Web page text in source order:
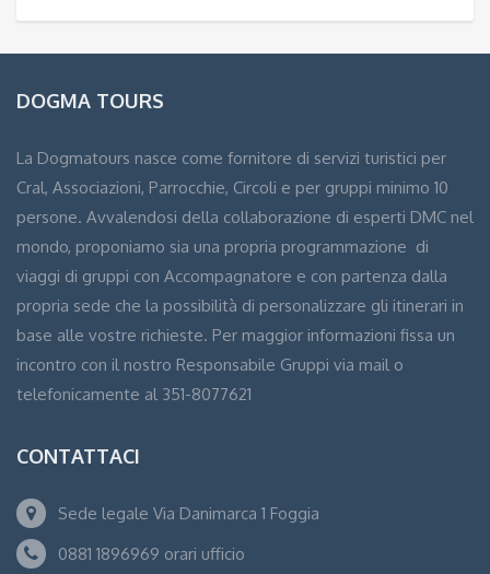
DOGMA TOURS
La Dogmatours nasce come fornitore di servizi turistici per
Cral, Associazioni, Parrocchie, Circoli e per gruppi minimo 10
persone. Avvalendosi della collaborazione di esperti DMC nel
mondo, proponiamo sia una propria programmazione di
viaggi di gruppi con Accompagnatore e con partenza dalla
propria sede che la possibilità di personalizzare gli itinerari in
base alle vostre richieste. Per maggior informazioni fissa un
incontro con il nostro Responsabile Gruppi via mail o
telefonicamente al 351-8077621
CONTATTACI
Sede legale Via Danimarca 1 Foggia
0881 1896969 orari ufficio